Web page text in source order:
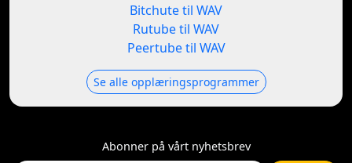
Bitchute til WAV
Rutube til WAV
Peertube til WAV
Se alle opplæringsprogrammer
Abonner på vårt nyhetsbrev